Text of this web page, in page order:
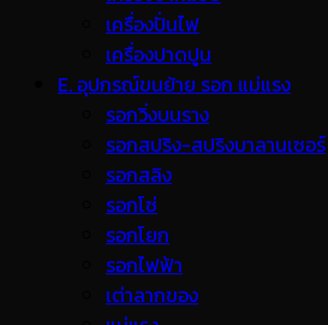
เครื่องปั่นไฟ
เครื่องปาดปูน
E. อุปกรณ์ขนย้าย รอก แม่แรง
รอกวิ่งบนราง
รอกสปริง-สปริงบาลานเซอร์
รอกสลิง
รอกโซ่
รอกโยก
รอกไฟฟ้า
เต่าลากของ